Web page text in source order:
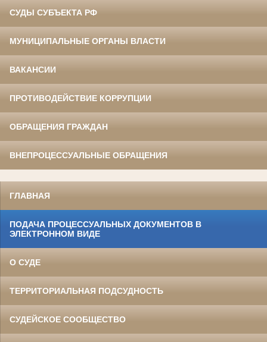
СУДЫ СУБЪЕКТА РФ
МУНИЦИПАЛЬНЫЕ ОРГАНЫ ВЛАСТИ
ВАКАНСИИ
ПРОТИВОДЕЙСТВИЕ КОРРУПЦИИ
ОБРАЩЕНИЯ ГРАЖДАН
ВНЕПРОЦЕССУАЛЬНЫЕ ОБРАЩЕНИЯ
ГЛАВНАЯ
ПОДАЧА ПРОЦЕССУАЛЬНЫХ ДОКУМЕНТОВ В
ЭЛЕКТРОННОМ ВИДЕ
О СУДЕ
ТЕРРИТОРИАЛЬНАЯ ПОДСУДНОСТЬ
СУДЕЙСКОЕ СООБЩЕСТВО